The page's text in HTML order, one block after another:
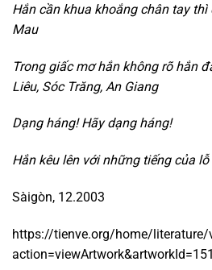
Hắn cần khua khoắng chân tay
Mau
Trong giấc mơ hắn không rõ hắn
Liêu, Sóc Trăng, An Giang
Dạng háng! Hãy dạng háng!
Hắn kêu lên với những tiếng của
Sàigòn, 12.2003
https://tienve.org/home/literature/